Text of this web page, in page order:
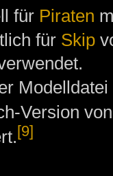
für Piraten
für Skip
Version
[9]